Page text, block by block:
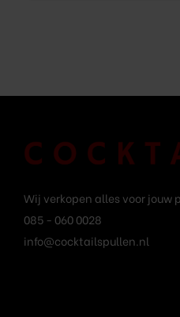
Wij verkopen alles voor jouw
085 - 060 0028
info@cocktailspullen.nl